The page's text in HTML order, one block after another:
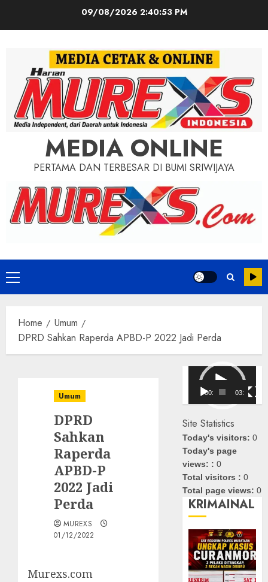
09/08/2026 2:40:54 PM
MEDIA ONLINE
PERTAMA DAN TERBESAR DI BUMI SRIWIJAYA
Primary
Menu
Home
Umum
DPRD Sahkan Raperda APBD-P 2022 Jadi Perda
Umum
DPRD
Sahkan
Raperda
APBD-P
2022 Jadi
Perda
MUREXS
01/12/2022
Murexs.com
Pemutar
Video
00:00 03:08
Site Statistics
Today's visitors:0
Today's page
views: :0
Total visitors :0
Total page views:0
KRIMAINAL